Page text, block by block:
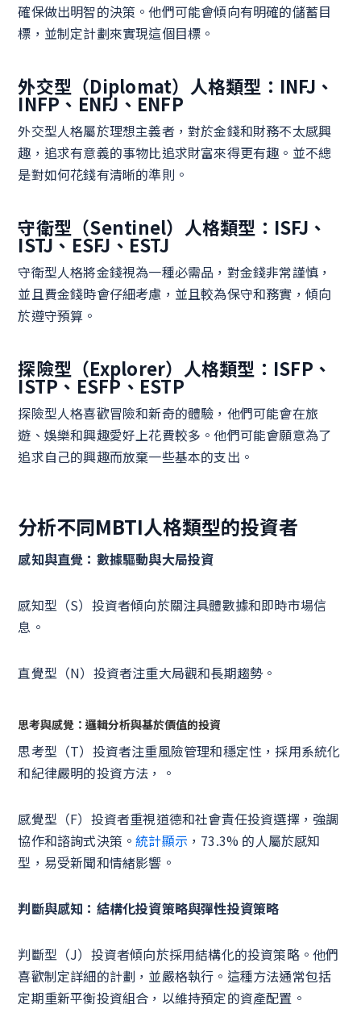
確保做出明智的決策。他們可能會傾向有明確的儲蓄目
標，並制定計劃來實現這個目標。
外交型（Diplomat）人格類型：INFJ、
INFP、ENFJ、ENFP
外交型人格屬於理想主義者，對於金錢和財務不太感興
趣，追求有意義的事物比追求財富來得更有趣。並不總
是對如何花錢有清晰的準則。
守衛型（Sentinel）人格類型：ISFJ、
ISTJ、ESFJ、ESTJ
守衛型人格將金錢視為一種必需品，對金錢非常謹慎，
並且費金錢時會仔細考慮，並且較為保守和務實，傾向
於遵守預算。
探險型（Explorer）人格類型：ISFP、
ISTP、ESFP、ESTP
探險型人格喜歡冒險和新奇的體驗，他們可能會在旅
遊、娛樂和興趣愛好上花費較多。他們可能會願意為了
追求自己的興趣而放棄一些基本的支出。
分析不同MBTI人格類型的投資者
感知與直覺：數據驅動與大局投資
感知型（S）投資者傾向於關注具體數據和即時市場信
息。
直覺型（N）投資者注重大局觀和長期趨勢。
思考與感覺：邏輯分析與基於價值的投資
思考型（T）投資者注重風險管理和穩定性，採用系統化
和紀律嚴明的投資方法，。
感覺型（F）投資者重視道德和社會責任投資選擇，強調
協作和諮詢式決策。統計顯示 ，73.3% 的人屬於感知
型，易受新聞和情緒影響。
判斷與感知：結構化投資策略與彈性投資策略
判斷型（J）投資者傾向於採用結構化的投資策略。他們
喜歡制定詳細的計劃，並嚴格執行。這種方法通常包括
定期重新平衡投資組合，以維持預定的資產配置。